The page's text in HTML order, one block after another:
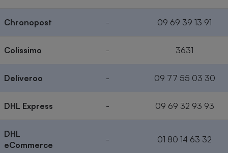
Chronopost - 09 69 39 13 91
Colissimo - 3631
Deliveroo - 09 77 55 03 30
DHL Express - 09 69 32 93 93
DHL
eCommerce
- 01 80 14 63 32